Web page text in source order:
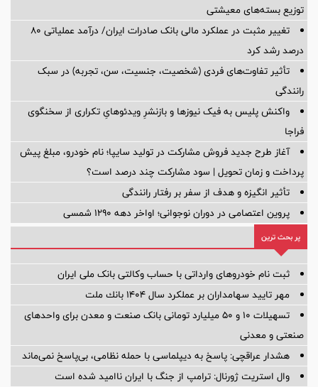
توزیع بسته‌های معیشتی
تغییر مثبت در عملکرد مالی بانک صادرات ایران/ درآمد عملیاتی 80
درصد رشد کرد
تأثیر تفاوت‌های فردی (شخصیت، جنسیت، سن، تجربه) در سبک
رانندگی
واکنش پلیس به فیک نیوزها و بازنشرِ ویدئوهایِ تکراری از سخنگوی
فراجا
آغاز طرح جدید فروش مشارکت در تولید سایپا؛ نام خودرو، مبلغ پیش
پرداخت و زمان تحویل | سود مشارکت چند درصد است؟
تأثیر انگیزه و هدف از سفر بر رفتار رانندگی
پروین اعتصامی در دوران نوجوانی؛ اواخر دهه ۱۲۹۰ شمسی
پر بحث ترین
ثبت نام خودروهای وارداتی با حساب وکالتی بانک ملی ایران
مهر تایید سهامداران بر عملكرد سال ۱۴۰۴ بانك ملت
تسهیلات ١٠ و ۵٠ میلیارد تومانی بانک صنعت و معدن برای واحد‌های
صنعتی و معدنی
هشدار عراقچی: پاسخ به دیپلماسی با حمله نظامی، بی‌پاسخ نمی‌ماند
وال استریت ژورنال: ترامپ از جنگ با ایران ناامید شده است